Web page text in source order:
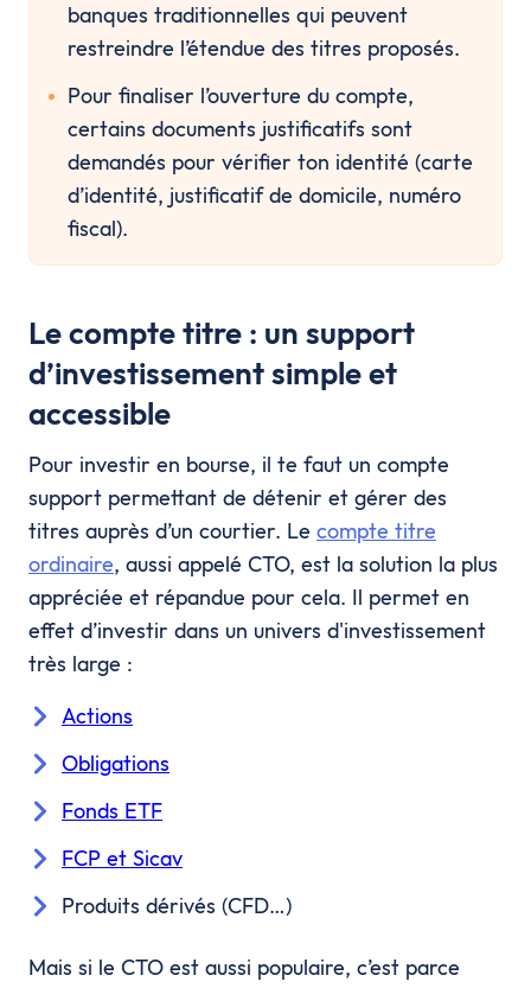
banques traditionnelles qui peuvent
restreindre l’étendue des titres proposés.
Pour finaliser l’ouverture du compte,
certains documents justificatifs sont
demandés pour vérifier ton identité (carte
d’identité, justificatif de domicile, numéro
fiscal).
Le compte titre : un support
d’investissement simple et
accessible
Pour investir en bourse, il te faut un compte
support permettant de détenir et gérer des
titres auprès d’un courtier. Le compte titre
ordinaire, aussi appelé CTO, est la solution la plus
appréciée et répandue pour cela. Il permet en
effet d’investir dans un univers d'investissement
très large :
Actions
Obligations
Fonds ETF
FCP et Sicav
Produits dérivés (CFD…)
Mais si le CTO est aussi populaire, c’est parce